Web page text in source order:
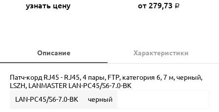
узнать цену от 279,73 Р
Описание Характеристики
Патч-корд RJ45 - RJ45, 4 пары, FTP, категория 6, 7 м, черный,
LSZH, LANMASTER LAN-PC45/S6-7.0-BK
LAN-PC45/S6-7.0-BK
черный